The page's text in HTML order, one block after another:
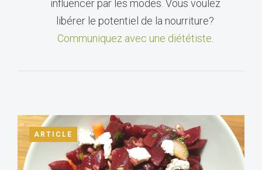
influencer par les modes. Vous voulez
libérer le potentiel de la nourriture?
Communiquez avec une diététiste
ARTICLE